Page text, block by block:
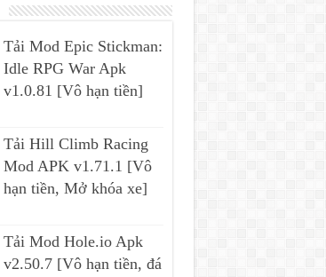
Tải Mod Epic Stickman:
Idle RPG War Apk
v1.0.81 [Vô hạn tiền]
Tải Hill Climb Racing
Mod APK v1.71.1 [Vô
hạn tiền, Mở khóa xe]
Tải Mod Hole.io Apk
v2.50.7 [Vô hạn tiền, đá